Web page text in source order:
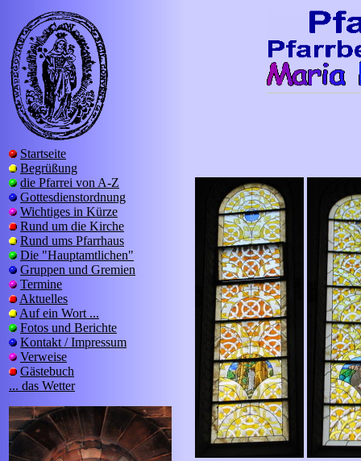
Startseite
Begrüßung
die Pfarrei von A-Z
Gottesdienstordnung
Wichtiges in Kürze
Rund um die Kirche
Rund ums Pfarrhaus
Die "Hauptamtlichen"
Gruppen und Gremien
Termine
Aktuelles
Auf ein Wort ...
Fotos und Berichte
Kontakt / Impressum
Verweise
Gästebuch
... das Wetter